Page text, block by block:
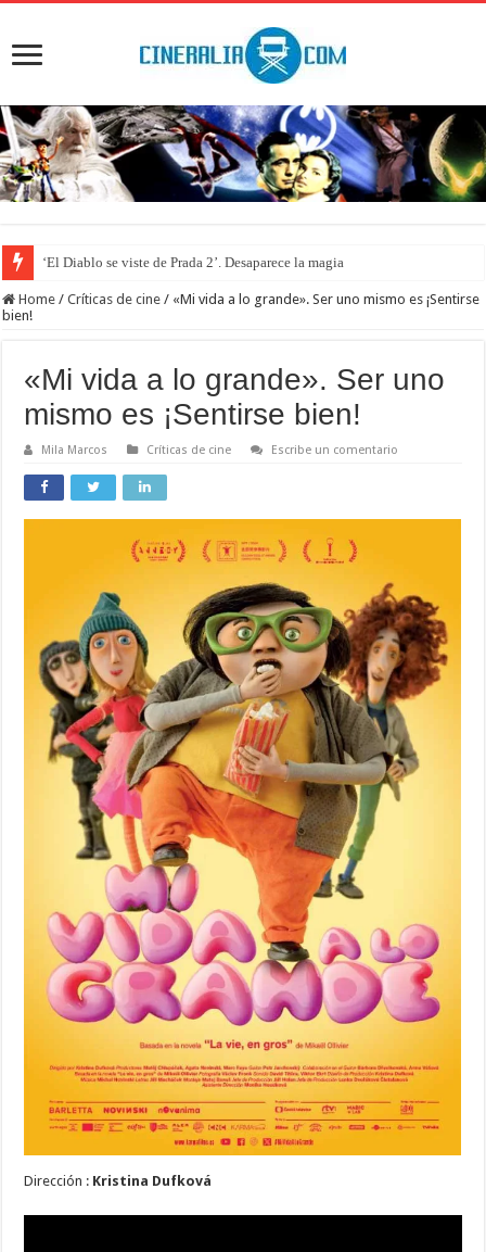
‘El Diablo se viste de Prada 2’. Desaparece la magia
‘Boulevard’. Nada nuevo
Home / Críticas de cine / «Mi vida a lo grande». Ser uno mismo es ¡Sentirse
bien!
«Mi vida a lo grande». Ser uno
mismo es ¡Sentirse bien!
Mila Marcos Críticas de cine Escribe un comentario
Dirección : Kristina Dufková